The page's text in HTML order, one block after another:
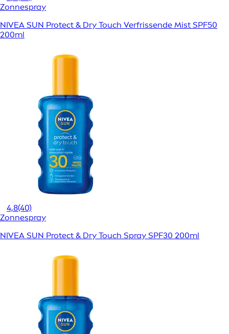
Zonnespray
NIVEA SUN Protect & Dry Touch Verfrissende Mist SPF50
200ml
4,8(40)
Zonnespray
NIVEA SUN Protect & Dry Touch Spray SPF30 200ml